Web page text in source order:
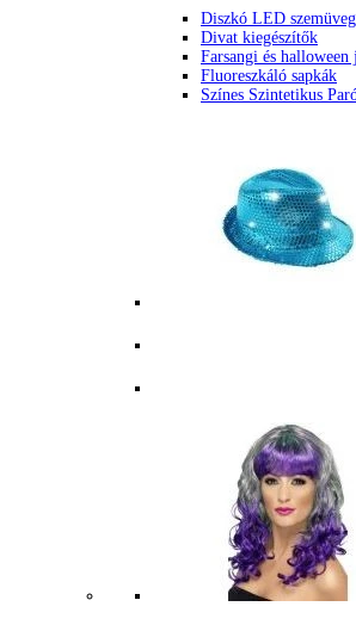
Diszkó LED szemüveg
Divat kiegészítők
Farsangi és halloween
Fluoreszkáló sapkák
Színes Szintetikus